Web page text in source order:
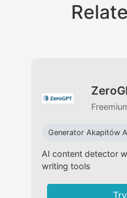
Generator Akapitów
AI content detector
writing tools